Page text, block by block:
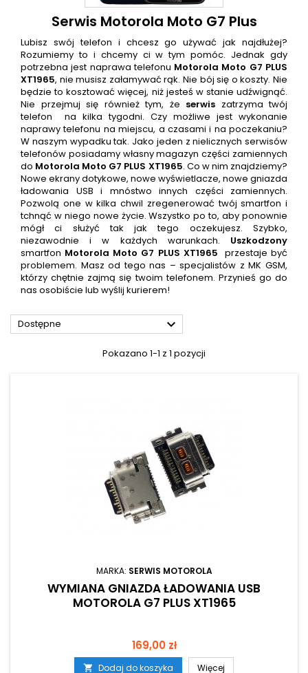
Serwis Motorola Moto G7 Plus
Lubisz swój telefon i chcesz go używać jak najdłużej?
Rozumiemy to i chcemy ci w tym pomóc. Jednak gdy
potrzebna jest naprawa telefonu Motorola Moto G7 PLUS
XT1965, nie musisz załamywać rąk. Nie bój się o koszty. Nie
będzie to kosztować więcej, niż jesteś w stanie udźwignąć.
Nie przejmuj się również tym, że serwis zatrzyma twój
telefon
na kilka tygodni. Czy możliwe jest wykonanie
naprawy telefonu na miejscu, a czasami i na poczekaniu?
W naszym wypadku tak. Jako jeden z nielicznych serwisów
telefonów posiadamy własny magazyn części zamiennych
do Motorola Moto G7 PLUS XT1965. Co w nim znajdziemy?
Nowe ekrany dotykowe, nowe wyświetlacze, nowe gniazda
ładowania USB i mnóstwo innych części zamiennych.
Pozwolą one w kilka chwil zregenerować twój smartfon i
tchnąć w niego nowe życie. Wszystko po to, aby ponownie
mógł ci służyć tak jak tego oczekujesz. Szybko,
niezawodnie i w każdych warunkach. Uszkodzony
smartfon Motorola Moto G7 PLUS XT1965 przestaje być
problemem. Masz od tego nas – specjalistów z MK GSM,
którzy chętnie zajmą się twoim telefonem. Przynieś go do
nas osobiście lub wyślij kurierem!
Dostępne 
Pokazano 1-1 z 1 pozycji
MARKA: SERWIS MOTOROLA
WYMIANA GNIAZDA ŁADOWANIA USB
MOTOROLA G7 PLUS XT1965
Cena
169,00 zł
 Dodaj do koszyka Więcej